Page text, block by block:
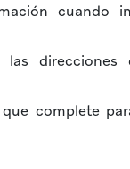
cuando
las direcciones
complete